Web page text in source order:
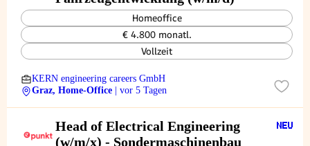
Homeoffice
€ 4.800 monatl.
Vollzeit
KERN engineering careers GmbH
Graz, Home-Office
| vor 5 Tagen
Head of Electrical Engineering
(w/m/x) - Sondermaschinenbau